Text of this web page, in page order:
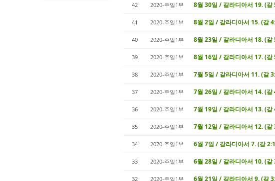
42 2020-주일1부 8월 30일 / 갈라디아서 19. (
41 2020-주일1부 8월 2일 / 갈라디아서 15. (갈
40 2020-주일1부 8월 23일 / 갈라디아서 18. (
39 2020-주일1부 8월 16일 / 갈라디아서 17. (
38 2020-주일1부 7월 5일 / 갈라디아서 11. (갈
37 2020-주일1부 7월 26일 / 갈라디아서 14. (
36 2020-주일1부 7월 19일 / 갈라디아서 13. (
35 2020-주일1부 7월 12일 / 갈라디아서 12. (갈
34 2020-주일1부 6월 7일 / 갈라디아서 7. (갈
33 2020-주일1부 6월 28일 / 갈라디아서 10. (갈
32 2020-주일1부 6월 21일 / 갈라디아서 9. (갈